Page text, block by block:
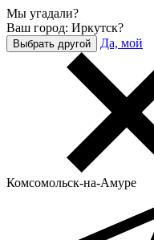
Мы угадали?
Ваш город: Иркутск?
Выбрать другой Да, мой
Комсомольск-на-Амуре